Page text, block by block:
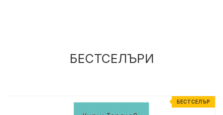
БЕСТСЕЛЪРИ
БЕСТСЕЛЪР